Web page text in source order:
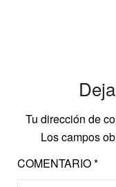
Tu dirección de
Los campos
COMENTARIO*